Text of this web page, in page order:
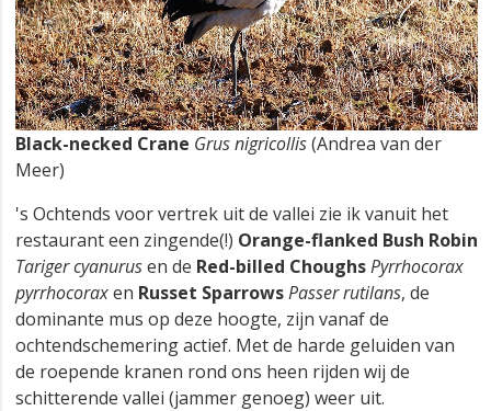
Black-necked Crane Grus nigricollis(Andrea van der
Meer)
's Ochtends voor vertrek uit de vallei zie ik vanuit het
restaurant een zingende(!) Orange-flanked Bush Robin
Tariger cyanurusen de Red-billed ChoughsPyrrhocorax
pyrrhocoraxen Russet SparrowsPasser rutilans, de
dominante mus op deze hoogte, zijn vanaf de
ochtendschemering actief. Met de harde geluiden van
de roepende kranen rond ons heen rijden wij de
schitterende vallei (jammer genoeg) weer uit.